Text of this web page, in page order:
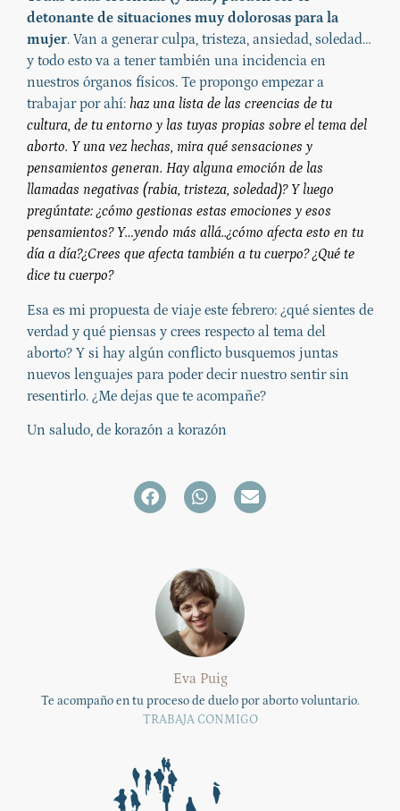
detonante de situaciones muy dolorosas para la
mujer. Van a generar culpa, tristeza, ansiedad, soledad…
y todo esto va a tener también una incidencia en
nuestros órganos físicos. Te propongo empezar a
trabajar por ahí: haz una lista de las creencias de tu
cultura, de tu entorno y las tuyas propias sobre el tema del
aborto. Y una vez hechas, mira qué sensaciones y
pensamientos generan. Hay alguna emoción de las
llamadas negativas (rabia, tristeza, soledad)? Y luego
pregúntate: ¿cómo gestionas estas emociones y esos
pensamientos? Y…yendo más allá..¿cómo afecta esto en tu
día a día?¿Crees que afecta también a tu cuerpo? ¿Qué te
dice tu cuerpo?
Esa es mi propuesta de viaje este febrero: ¿qué sientes de
verdad y qué piensas y crees respecto al tema del
aborto? Y si hay algún conflicto busquemos juntas
nuevos lenguajes para poder decir nuestro sentir sin
resentirlo. ¿Me dejas que te acompañe?
Un saludo, de korazón a korazón
Eva Puig
Te acompaño en tu proceso de duelo por aborto voluntario.
TRABAJA CONMIGO